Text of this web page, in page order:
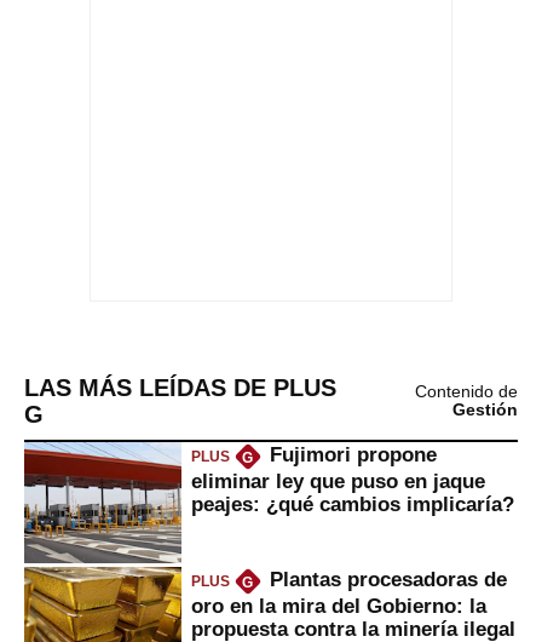
LAS MÁS LEÍDAS DE PLUS
G
Contenido de
Gestión
PLUS G
Fujimori propone
eliminar ley que puso en jaque
peajes: ¿qué cambios implicaría?
PLUS G
Plantas procesadoras de
oro en la mira del Gobierno: la
propuesta contra la minería ilegal